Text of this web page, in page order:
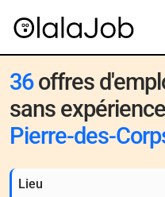
36offres
sans
Pierre-des-
Lieu